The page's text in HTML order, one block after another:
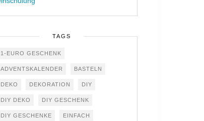
TAGS
1-EURO GESCHENK
ADVENTSKALENDER BASTELN
DEKO DEKORATION DIY
DIY DEKO DIY GESCHENK
DIY GESCHENKE EINFACH